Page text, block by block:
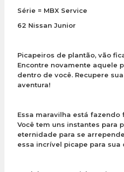
Série = MBX Service
62 Nissan Junior
Picapeiros de plantão, vão
Encontre novamente aquele
dentro de você. Recupere
aventura!
Essa maravilha está fazendo
Você tem uns instantes para
eternidade para se
essa incrível picape para sua